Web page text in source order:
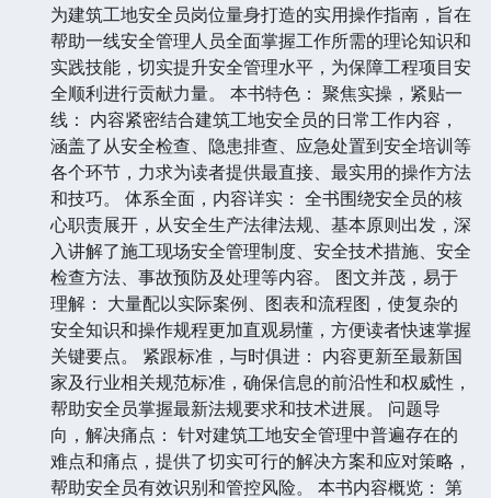
为建筑工地安全员岗位量身打造的实用操作指南，旨在
帮助一线安全管理人员全面掌握工作所需的理论知识和
实践技能，切实提升安全管理水平，为保障工程项目安
全顺利进行贡献力量。 本书特色： 聚焦实操，紧贴一
线： 内容紧密结合建筑工地安全员的日常工作内容，
涵盖了从安全检查、隐患排查、应急处置到安全培训等
各个环节，力求为读者提供最直接、最实用的操作方法
和技巧。 体系全面，内容详实： 全书围绕安全员的核
心职责展开，从安全生产法律法规、基本原则出发，深
入讲解了施工现场安全管理制度、安全技术措施、安全
检查方法、事故预防及处理等内容。 图文并茂，易于
理解： 大量配以实际案例、图表和流程图，使复杂的
安全知识和操作规程更加直观易懂，方便读者快速掌握
关键要点。 紧跟标准，与时俱进： 内容更新至最新国
家及行业相关规范标准，确保信息的前沿性和权威性，
帮助安全员掌握最新法规要求和技术进展。 问题导
向，解决痛点： 针对建筑工地安全管理中普遍存在的
难点和痛点，提供了切实可行的解决方案和应对策略，
帮助安全员有效识别和管控风险。 本书内容概览： 第